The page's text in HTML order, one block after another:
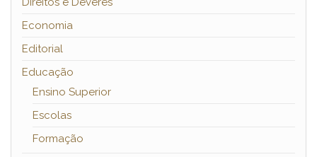
Economia
Editorial
Educação
Ensino Superior
Escolas
Formação